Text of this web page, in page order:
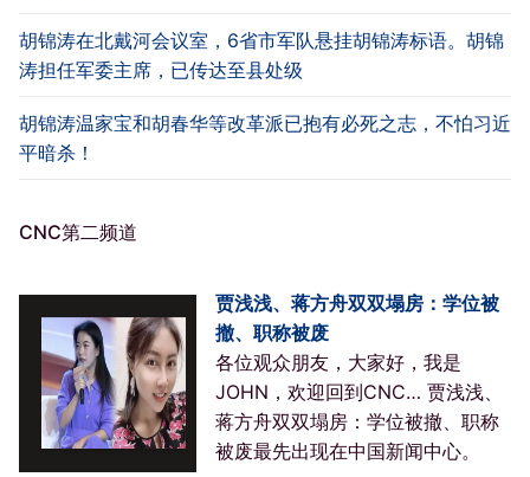
胡锦涛在北戴河会议室，6省市军队悬挂胡锦涛标语。胡锦
涛担任军委主席，已传达至县处级
胡锦涛温家宝和胡春华等改革派已抱有必死之志，不怕习近
平暗杀！
CNC第二频道
贾浅浅、蒋方舟双双塌房：学位被
撤、职称被废
各位观众朋友，大家好，我是
JOHN，欢迎回到CNC… 贾浅浅、
蒋方舟双双塌房：学位被撤、职称
被废最先出现在中国新闻中心。